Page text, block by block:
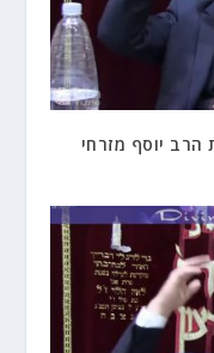
הרב יוסף מזרחי